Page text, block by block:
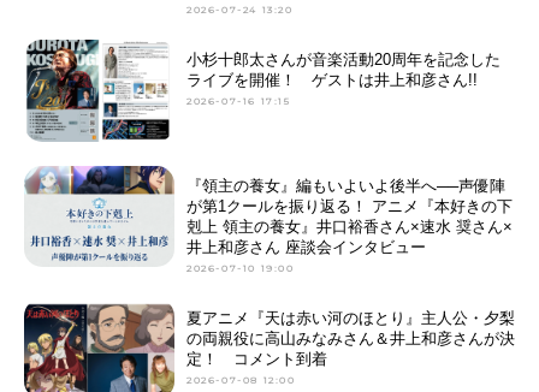
2026-07-24 13:20
小杉十郎太さんが音楽活動20周年を記念した
ライブを開催！ ゲストは井上和彦さん!!
2026-07-16 17:15
『領主の養女』編もいよいよ後半へ──声優陣
が第1クールを振り返る！ アニメ『本好きの下
剋上 領主の養女』井口裕香さん×速水 奨さん×
井上和彦さん 座談会インタビュー
2026-07-10 19:00
夏アニメ『天は赤い河のほとり』主人公・夕梨
の両親役に高山みなみさん＆井上和彦さんが決
定！ コメント到着
2026-07-08 12:00